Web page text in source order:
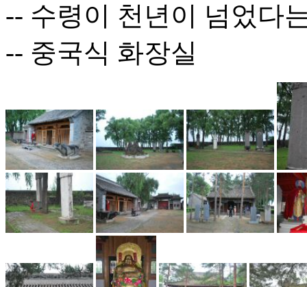
-- 수령이 천년이 넘었다
-- 중국식 화장실